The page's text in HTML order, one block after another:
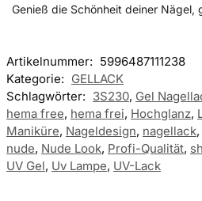
Genieß die Schönheit deiner Nägel,
Artikelnummer: 5996487111238
Kategorie: GELLACK
Schlagwörter: 3S230, Gel
hema free, hema frei, Hochglanz,
Maniküre, Nageldesign, nagellack,
nude, Nude Look, Profi-Qualität,
UV Gel, Uv Lampe, UV-Lack